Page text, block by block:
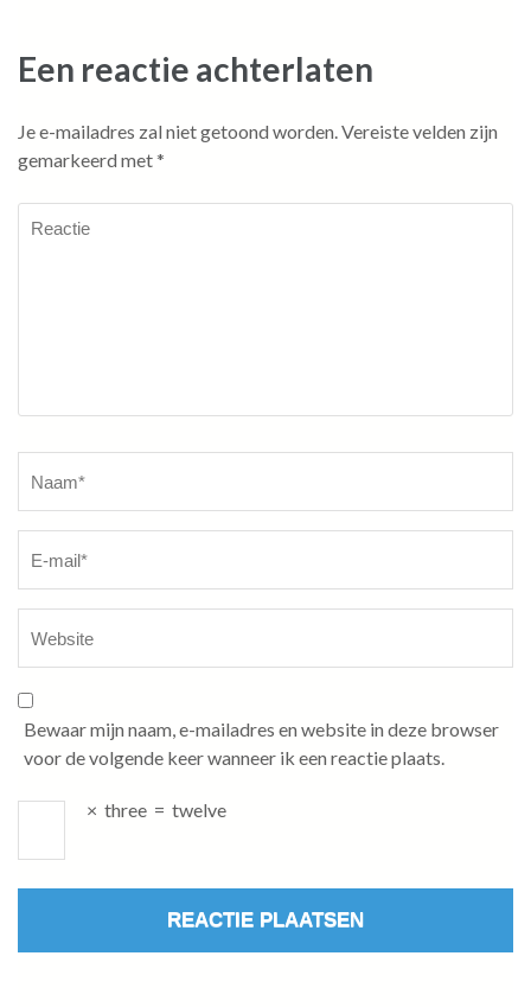
Een reactie achterlaten
Je e-mailadres zal niet getoond worden.Vereiste velden zijn
gemarkeerd met*
Bewaar mijn naam, e-mailadres en website in deze browser
voor de volgende keer wanneer ik een reactie plaats.
× three = twelve